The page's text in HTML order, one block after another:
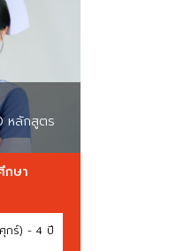
หลักสูตร
กษา
กร์) - 4 ปี